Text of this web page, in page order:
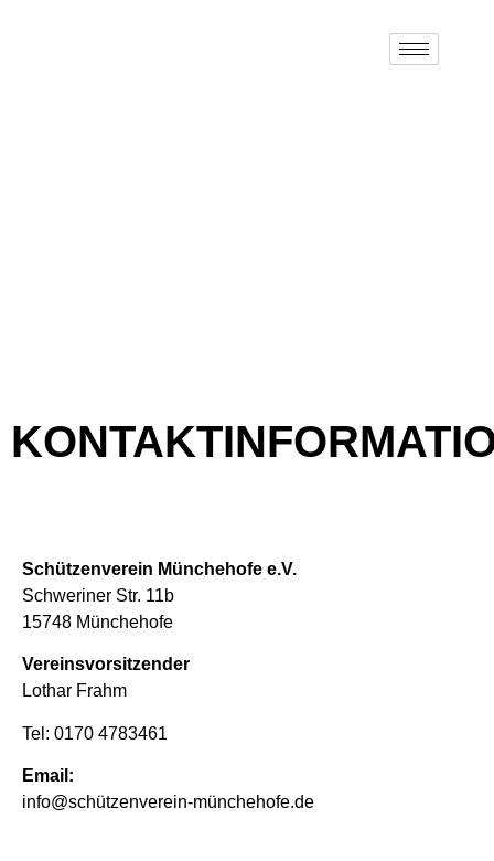
Schützenverein Münchehofe e.V.
Schweriner Str. 11b
15748 Münchehofe
Vereinsvorsitzender
Lothar Frahm
Tel: 0170 4783461
Email:
info@schützenverein-münchehofe.de